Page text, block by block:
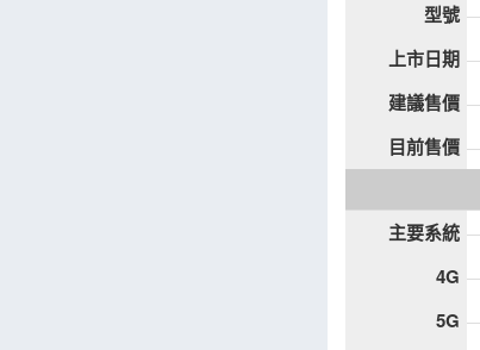
型號
上市日期
建議售價
目前售價
主要系統
4G
5G